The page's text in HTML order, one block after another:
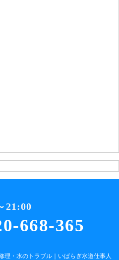
668-365
21:00
・水のトラブル｜いばらぎ水道仕事人